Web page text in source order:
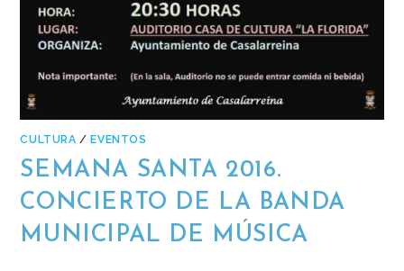
CULTURA /EVENTOS
SEMANA SANTA 2016.
CONCIERTO DE LA BANDA
MUNICIPAL DE MÚSICA